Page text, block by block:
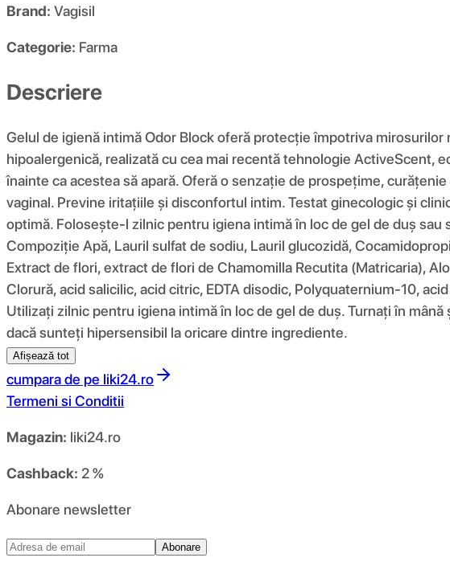
Brand: Vagisil
Categorie: Farma
Descriere
Gelul de igienă intimă Odor Block oferă protecție împotriva
hipoalergenică, realizată cu cea mai recentă tehnologie ActiveScent,
înainte ca acestea să apară. Oferă o senzație de prospețime,
vaginal. Previne iritațiile și disconfortul intim. Testat ginecologic și
optimă. Folosește-l zilnic pentru igiena intimă în loc de gel de duș
Compoziţie Apă, Lauril sulfat de sodiu, Lauril glucozidă,
Extract de flori, extract de flori de Chamomilla Recutita (Matricaria),
Clorură, acid salicilic, acid citric, EDTA disodic, Polyquaternium-10,
Utilizați zilnic pentru igiena intimă în loc de gel de duș. Turnați în
dacă sunteți hipersensibil la oricare dintre ingrediente.
Afișează tot
cumpara de pe liki24.ro
Termeni si Conditii
Magazin: liki24.ro
Cashback: 2 %
Abonare newsletter
Abonare